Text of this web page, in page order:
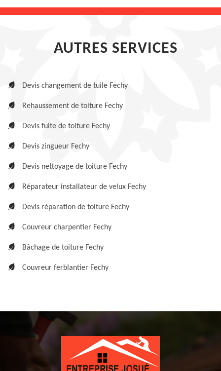
AUTRES SERVICES
Devis changement de tuile Fechy
Rehaussement de toiture Fechy
Devis fuite de toiture Fechy
Devis zingueur Fechy
Devis nettoyage de toiture Fechy
Réparateur installateur de velux Fechy
Devis réparation de toiture Fechy
Couvreur charpentier Fechy
Bâchage de toiture Fechy
Couvreur ferblantier Fechy